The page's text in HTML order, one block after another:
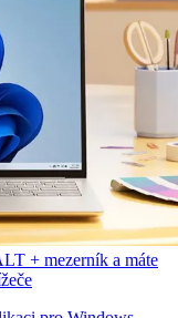
+ mezerník a máte